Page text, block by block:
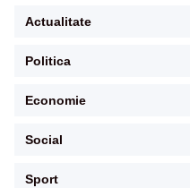
Actualitate
Politica
Economie
Social
Sport